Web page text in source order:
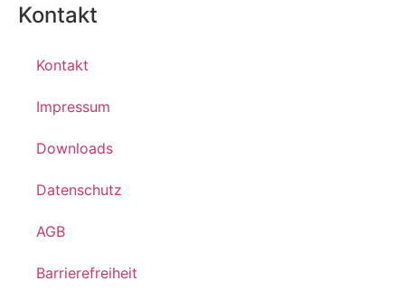
Kontakt
Kontakt
Impressum
Downloads
Datenschutz
AGB
Barrierefreiheit